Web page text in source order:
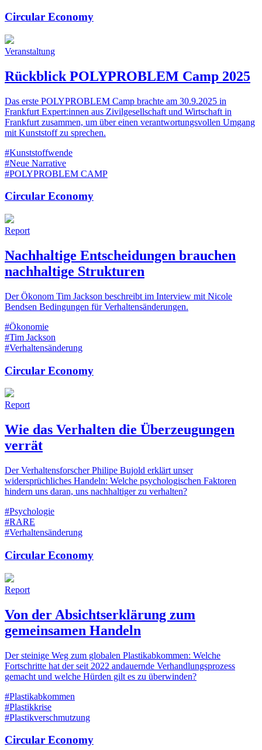
Circular Economy
Veranstaltung
Rückblick POLYPROBLEM Camp 2025
Das erste POLYPROBLEM Camp brachte am 30.9.2025 in
Frankfurt Expert:innen aus Zivilgesellschaft und Wirtschaft in
Frankfurt zusammen, um über einen verantwortungsvollen Umgang
mit Kunststoff zu sprechen.
#Kunststoffwende
#Neue Narrative
#POLYPROBLEM CAMP
Circular Economy
Report
Nachhaltige Entscheidungen brauchen
nachhaltige Strukturen
Der Ökonom Tim Jackson beschreibt im Interview mit Nicole
Bendsen Bedingungen für Verhaltensänderungen.
#Ökonomie
#Tim Jackson
#Verhaltensänderung
Circular Economy
Report
Wie das Verhalten die Überzeugungen
verrät
Der Verhaltensforscher Philipe Bujold erklärt unser
widersprüchliches Handeln: Welche psychologischen Faktoren
hindern uns daran, uns nachhaltiger zu verhalten?
#Psychologie
#RARE
#Verhaltensänderung
Circular Economy
Report
Von der Absichtserklärung zum
gemeinsamen Handeln
Der steinige Weg zum globalen Plastikabkommen: Welche
Fortschritte hat der seit 2022 andauernde Verhandlungsprozess
gemacht und welche Hürden gilt es zu überwinden?
#Plastikabkommen
#Plastikkrise
#Plastikverschmutzung
Circular Economy